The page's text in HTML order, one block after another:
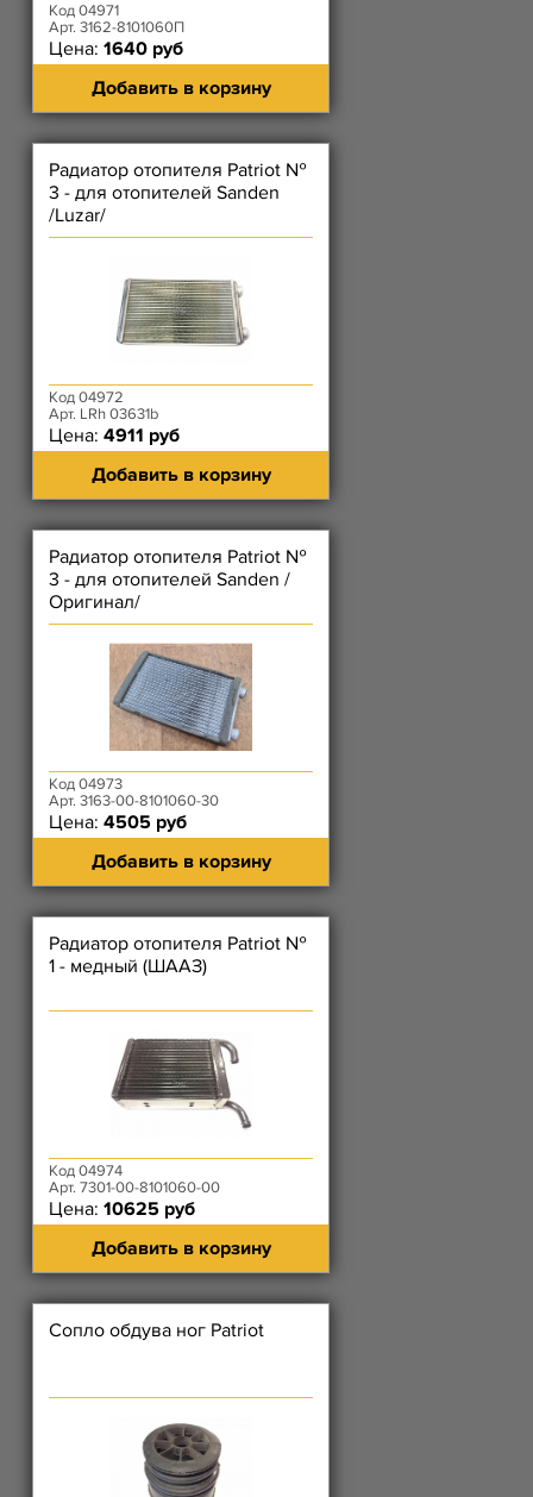
Код 04971
Арт. 3162-8101060П
Цена: 1640 руб
Добавить в корзину
Радиатор отопителя Patriot №
3 - для отопителей Sanden
/Luzar/
Код 04972
Арт. LRh 03631b
Цена: 4911 руб
Добавить в корзину
Радиатор отопителя Patriot №
3 - для отопителей Sanden /
Оригинал/
Код 04973
Арт. 3163-00-8101060-30
Цена: 4505 руб
Добавить в корзину
Радиатор отопителя Patriot №
1 - медный (ШААЗ)
Код 04974
Арт. 7301-00-8101060-00
Цена: 10625 руб
Добавить в корзину
Сопло обдува ног Patriot